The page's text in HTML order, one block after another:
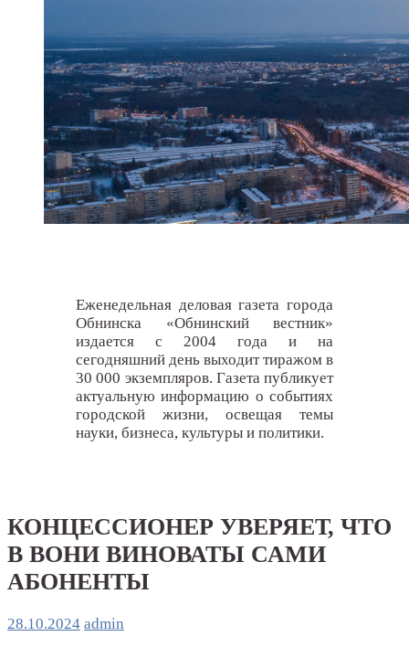
Еженедельная деловая газета города
Обнинска «Обнинский вестник»
издается с 2004 года и на
сегодняшний день выходит тиражом в
30 000 экземпляров. Газета публикует
актуальную информацию о событиях
городской жизни, освещая темы
науки, бизнеса, культуры и политики.
КОНЦЕССИОНЕР УВЕРЯЕТ, ЧТО
В ВОНИ ВИНОВАТЫ САМИ
АБОНЕНТЫ
28.10.2024 admin